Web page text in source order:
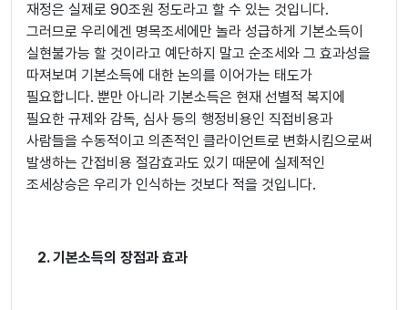
재정은 실제로 90조원 정도라고 할 수 있는 것입니다.
그러므로 우리에겐 명목조세에만 놀라 성급하게 기본소득이
실현불가능 할 것이라고 예단하지 말고 순조세와 그 효과성을
따져보며 기본소득에 대한 논의를 이어가는 태도가
필요합니다. 뿐만 아니라 기본소득은 현재 선별적 복지에
필요한 규제와 감독, 심사 등의 행정비용인 직접비용과
사람들을 수동적이고 의존적인 클라이언트로 변화시킴으로써
발생하는 간접비용 절감효과도 있기 때문에 실제적인
조세상승은 우리가 인식하는 것보다 적을 것입니다.
2. 기본소득의 장점과 효과